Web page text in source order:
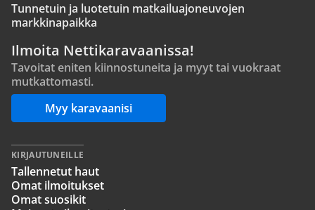
Tunnetuin ja luotetuin matkailuajoneuvojen
markkinapaikka
Ilmoita Nettikaravaanissa!
Tavoitat eniten kiinnostuneita ja myyt tai vuokraat
mutkattomasti.
Myy karavaanisi
KIRJAUTUNEILLE
Tallennetut haut
Omat ilmoitukset
Omat suosikit